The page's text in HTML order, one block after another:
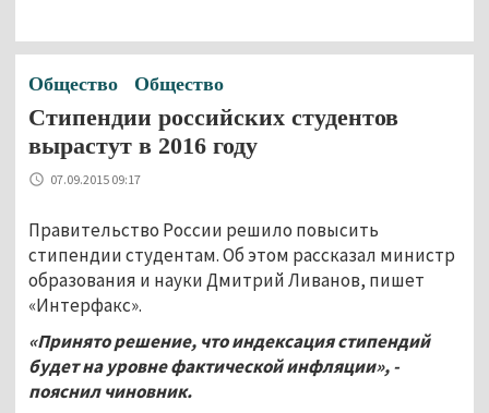
Общество Общество
Стипендии российских студентов
вырастут в 2016 году
07.09.2015 09:17
Правительство России решило повысить
стипендии студентам. Об этом рассказал министр
образования и науки Дмитрий Ливанов, пишет
«Интерфакс».
«Принято решение, что индексация стипендий
будет на уровне фактической инфляции», -
пояснил чиновник.